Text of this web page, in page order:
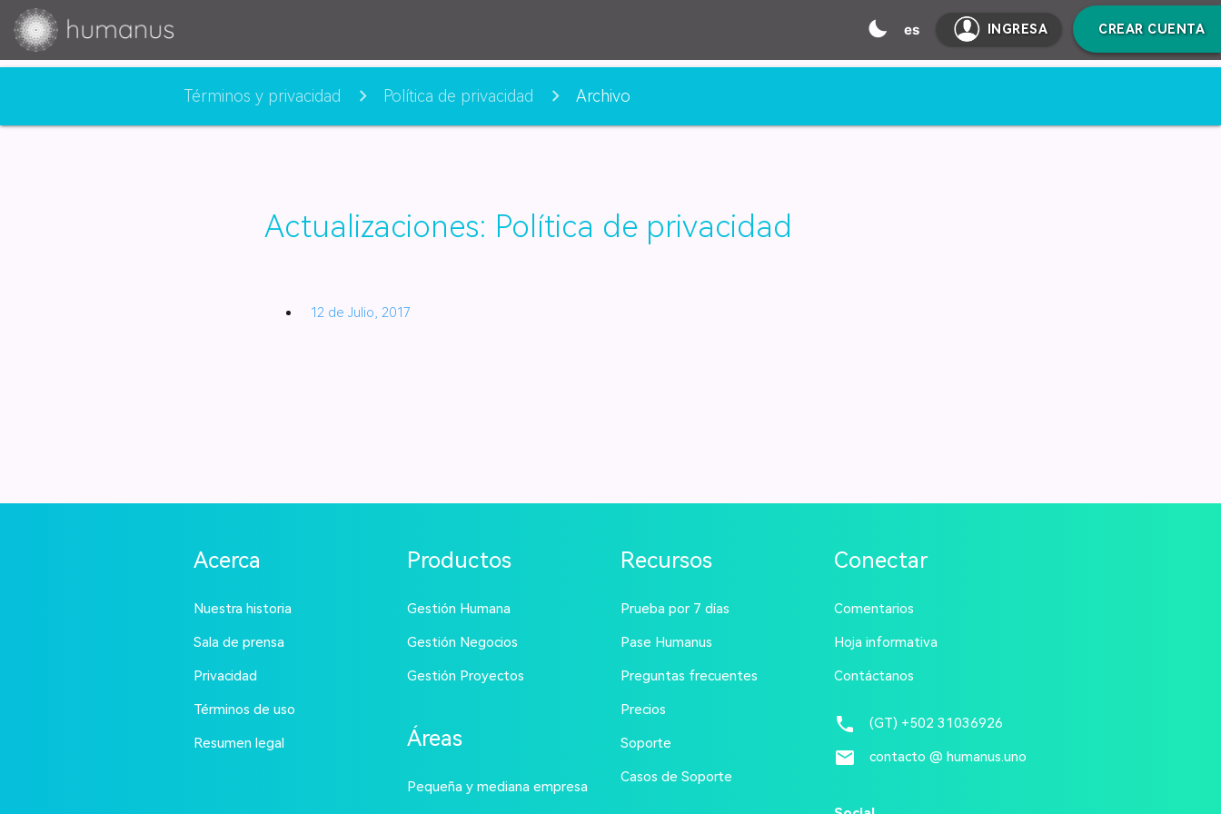
CREAR CUENTA
INGRESA
es
mode_night
Términos y privacidad Política de privacidad Archivo
Actualizaciones: Política de privacidad
12 de Julio, 2017
Acerca
Nuestra historia
Sala de prensa
Privacidad
Términos de uso
Resumen legal
Productos
Gestión Humana
Gestión Negocios
Gestión Proyectos
Áreas
Pequeña y mediana empresa
Recursos
Prueba por 7 días
Pase Humanus
Preguntas frecuentes
Precios
Soporte
Casos de Soporte
Conectar
Comentarios
Hoja informativa
Contáctanos
phone (GT) +502 31036926
email contacto @ humanus.uno